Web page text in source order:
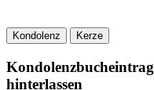
Kondolenz Kerze
Kondolenzbucheintrag
hinterlassen